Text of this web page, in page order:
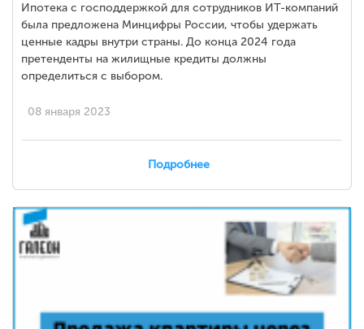
Ипотека с господдержкой для сотрудников ИТ-компаний
была предложена Минцифры России, чтобы удержать
ценные кадры внутри страны. До конца 2024 года
претенденты на жилищные кредиты должны
определиться с выбором.
08 января 2023
Подробнее